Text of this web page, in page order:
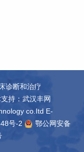
诊断和治疗
持： 武汉丰网
co.Itd E-
号-2
鄂公网安备